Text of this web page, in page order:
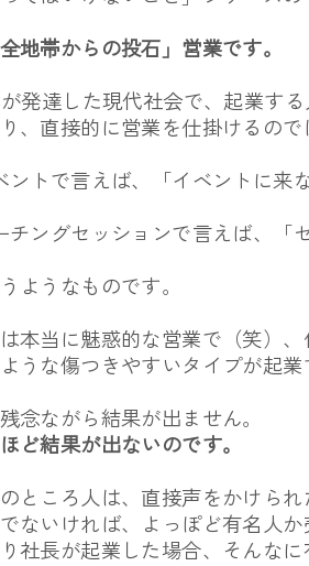
全地帯からの投石」営業です。
発達した現代社会で、 起業す
、直接的に営業を仕掛けるので
ントで言えば、「イベントに来な
チングセッションで言えば、「
ようなものです。
本当に魅惑的な営業で（笑）、
うな傷つきやすいタイプが起
念ながら結果が出ません。
ど結果が出ないのです。
ところ人は、直接声をかけられ
ないければ、よっぽど有名人か
社長が起業した場合、
そんな